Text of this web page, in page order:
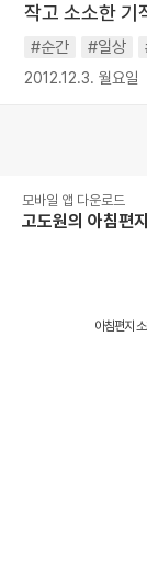
작고 소소한 기
#순간 #일상
2012.12.3. 월요일
모바일 앱 다운로드
고도원의 아침편지
아침편지